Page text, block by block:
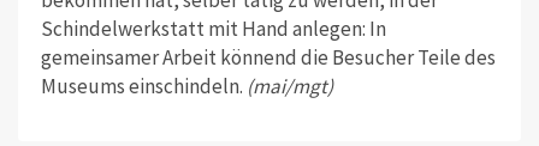
Schindelwerkstatt mit Hand anlegen: In
gemeinsamer Arbeit könnend die Besucher Teile des
Museums einschindeln. (mai/mgt)